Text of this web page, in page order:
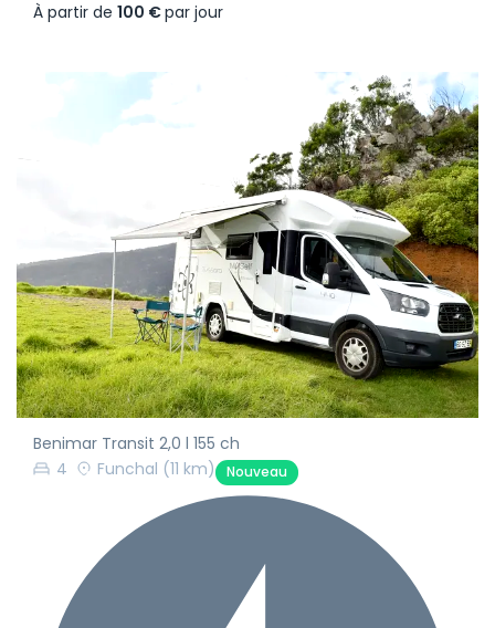
À partir de 100 €par jour
Benimar Transit 2,0 l 155 ch
4
Funchal (11 km) Nouveau